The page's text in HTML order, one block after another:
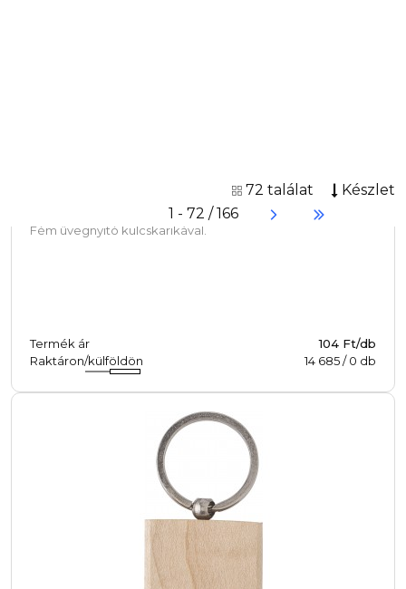
Alumínium üvegnyitó/kulcstartó, zöld
Fém üvegnyitó kulcskarikával.
Termék ár
104 Ft/db
Raktáron/külföldön
14 685/0 db